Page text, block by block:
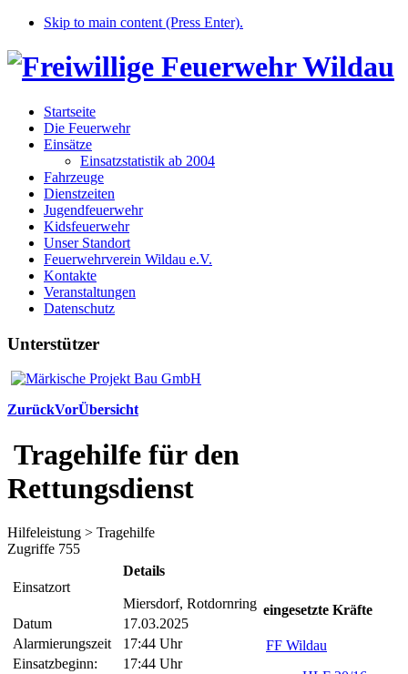
Skip to main content (Press Enter).
Startseite
Die Feuerwehr
Einsätze
Einsatzstatistik ab 2004
Fahrzeuge
Dienstzeiten
Jugendfeuerwehr
Kidsfeuerwehr
Unser Standort
Feuerwehrverein Wildau e.V.
Kontakte
Veranstaltungen
Datenschutz
Unterstützer
ZurückVorÜbersicht
Tragehilfe für den
Rettungsdienst
Hilfeleistung > Tragehilfe
Zugriffe 755
Einsatzort
Details
Miersdorf, Rotdornring
Datum
17.03.2025
Alarmierungszeit
17:44 Uhr
Einsatzbeginn:
17:44 Uhr
eingesetzte Kräfte
FF Wildau